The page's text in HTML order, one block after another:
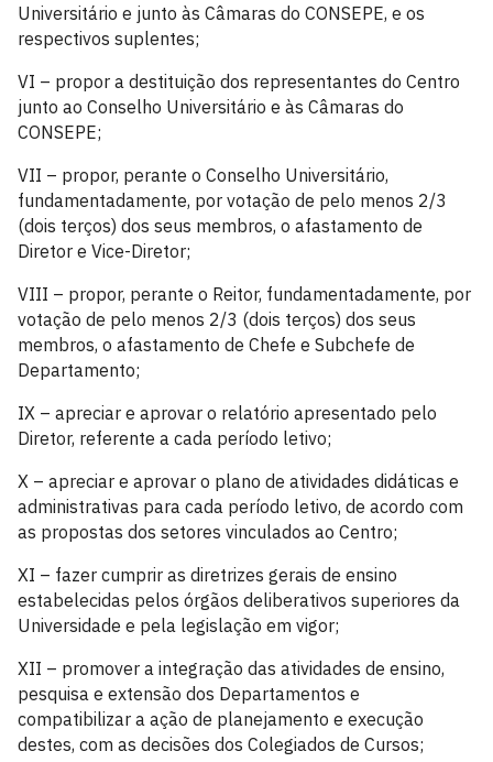
Universitário e junto às Câmaras do CONSEPE, e os
respectivos suplentes;
VI – propor a destituição dos representantes do Centro
junto ao Conselho Universitário e às Câmaras do
CONSEPE;
VII – propor, perante o Conselho Universitário,
fundamentadamente, por votação de pelo menos 2/3
(dois terços) dos seus membros, o afastamento de
Diretor e Vice-Diretor;
VIII – propor, perante o Reitor, fundamentadamente, por
votação de pelo menos 2/3 (dois terços) dos seus
membros, o afastamento de Chefe e Subchefe de
Departamento;
IX – apreciar e aprovar o relatório apresentado pelo
Diretor, referente a cada período letivo;
X – apreciar e aprovar o plano de atividades didáticas e
administrativas para cada período letivo, de acordo com
as propostas dos setores vinculados ao Centro;
XI – fazer cumprir as diretrizes gerais de ensino
estabelecidas pelos órgãos deliberativos superiores da
Universidade e pela legislação em vigor;
XII – promover a integração das atividades de ensino,
pesquisa e extensão dos Departamentos e
compatibilizar a ação de planejamento e execução
destes, com as decisões dos Colegiados de Cursos;